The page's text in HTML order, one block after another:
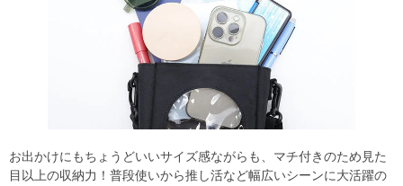
お出かけにもちょうどいいサイズ感ながらも、マチ付きのため見た
目以上の収納力！普段使いから推し活など幅広いシーンに大活躍の